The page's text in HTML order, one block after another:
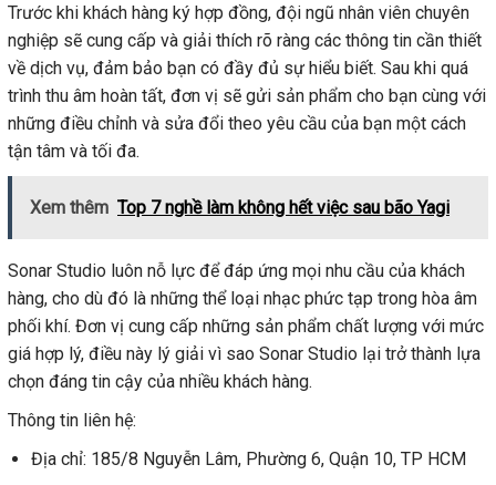
Trước khi khách hàng ký hợp đồng, đội ngũ nhân viên chuyên
nghiệp sẽ cung cấp và giải thích rõ ràng các thông tin cần thiết
về dịch vụ, đảm bảo bạn có đầy đủ sự hiểu biết. Sau khi quá
trình thu âm hoàn tất, đơn vị sẽ gửi sản phẩm cho bạn cùng với
những điều chỉnh và sửa đổi theo yêu cầu của bạn một cách
tận tâm và tối đa.
Xem thêm Top 7 nghề làm không hết việc sau bão Yagi
Sonar Studio luôn nỗ lực để đáp ứng mọi nhu cầu của khách
hàng, cho dù đó là những thể loại nhạc phức tạp trong hòa âm
phối khí. Đơn vị cung cấp những sản phẩm chất lượng với mức
giá hợp lý, điều này lý giải vì sao Sonar Studio lại trở thành lựa
chọn đáng tin cậy của nhiều khách hàng.
Thông tin liên hệ:
Địa chỉ: 185/8 Nguyễn Lâm, Phường 6, Quận 10, TP HCM